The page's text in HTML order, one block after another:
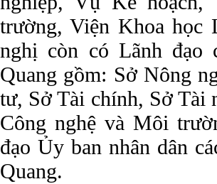
trường, Viện Khoa học
nghị còn có Lãnh đạo
Quang gồm: Sở Nông
tư, Sở Tài chính, Sở Tài
Công nghệ và Môi
đạo Ủy ban nhân dân
Quang.